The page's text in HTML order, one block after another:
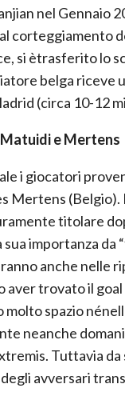
nel Gennaio
corteggiamento
si ètrasferito lo
belga
(circa 10-12
Matuidi e Mertens
i giocatori
Mertens
titolare
importanza da
anche nelle
aver trovato il
spazio
neanche
Tuttavia
avversari